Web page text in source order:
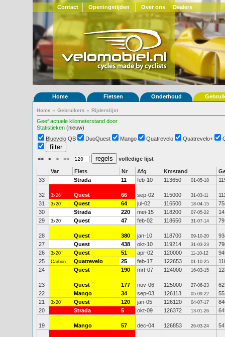
Contact Openingstijden Over ons Dealers
Home Fietsen Onderhoud
Home » Gebruikers » Rijderslijst
Geef actuele kilometerstand door
Statistieken (nieuw)
Bluevelo QB
DuoQuest Mango Quatrevelo Quatrevelo+
<< < > >> volledige lijst
Var Fiets Nr Afg Kmstand
33
Strada 11 feb-10 113650 01-05-18
32 3x26" Quest 66 sep-02 115000 31-03-11
31
3x20" Quest 64 jul-02 116500 18-04-15
30
Strada 220 mei-15 118200 07-05-22
29
3x20" Quest 47 feb-02 118650 31-07-14
28 Quest 380 jan-10 118700 09-10-20
27
Quest 438 okt-10 119214 31-03-23
26
3x20" Quest 51 apr-02 120000 11-10-12
25
Carbon Quatrevelo 25 feb-17 122653 01-10-25
24
Quest 190 mrt-07 124000 16-03-15
23 Quest 177 nov-06 125000 27-06-23
22
Mango 34 sep-03 126113 05-09-22
21
3x20" Quest 120 jan-05 126120 04-07-17
20
Strada 5 okt-09 126372 13-01-26
19 Mango 57 dec-04 126853 26-03-24